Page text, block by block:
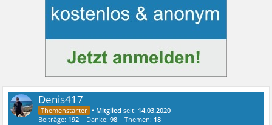
Denis417
• Mitglied seit: 14.03.2020
Beiträge: 192 Danke:98 Themen: 18